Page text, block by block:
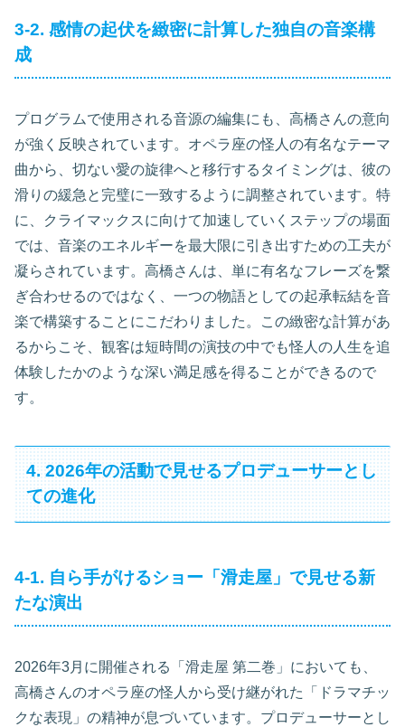
3-2. 感情の起伏を緻密に計算した独自の音楽構
成
プログラムで使用される音源の編集にも、高橋さんの意向
が強く反映されています。オペラ座の怪人の有名なテーマ
曲から、切ない愛の旋律へと移行するタイミングは、彼の
滑りの緩急と完璧に一致するように調整されています。特
に、クライマックスに向けて加速していくステップの場面
では、音楽のエネルギーを最大限に引き出すための工夫が
凝らされています。高橋さんは、単に有名なフレーズを繋
ぎ合わせるのではなく、一つの物語としての起承転結を音
楽で構築することにこだわりました。この緻密な計算があ
るからこそ、観客は短時間の演技の中でも怪人の人生を追
体験したかのような深い満足感を得ることができるので
す。
4. 2026年の活動で見せるプロデューサーとし
ての進化
4-1. 自ら手がけるショー「滑走屋」で見せる新
たな演出
2026年3月に開催される「滑走屋 第二巻」においても、
高橋さんのオペラ座の怪人から受け継がれた「ドラマチッ
クな表現」の精神が息づいています。プロデューサーとし